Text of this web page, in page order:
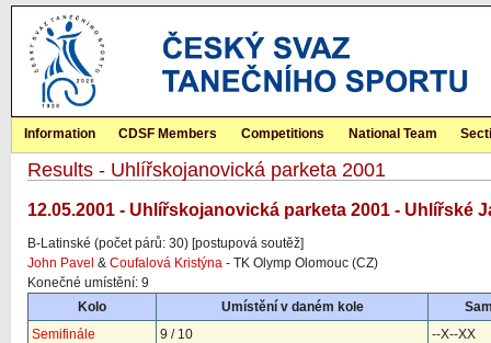
Information CDSF Members Competitions National Team
Results - Uhlířskojanovická parketa 2001
12.05.2001 - Uhlířskojanovická parketa 2001 - Uhlířské
B-Latinské (počet párů: 30) [postupová soutěž]
John Pavel & Coufalová Kristýna - TK Olymp Olomouc (CZ)
Konečné umístění: 9
Kolo
Umístění v daném kole
Semifinále
9 / 10
--X--XX